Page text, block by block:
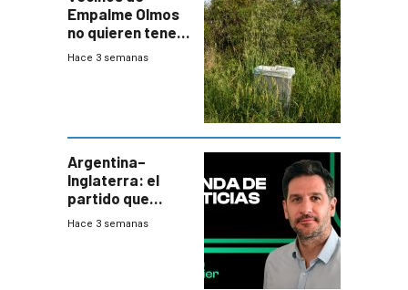
Empalme Olmos
no quieren tener
cerca una planta
departamental
Hace 3 semanas
Argentina–
Inglaterra: el
partido que
nunca termina
Hace 3 semanas